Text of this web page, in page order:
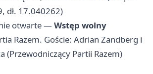
dł. 17.040262)
otwarte — Wstęp wolny
Razem. Goście: Adrian Zandberg i
(Przewodniczący Partii Razem)